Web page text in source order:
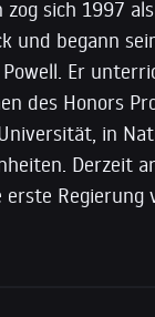
sich 1997
und begann
Er
des Honors
in
Derzeit
Regierung